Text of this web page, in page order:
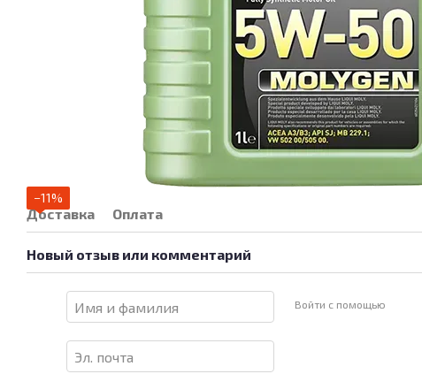
−11%
Доставка Оплата
Новый отзыв или комментарий
Войти с помощью